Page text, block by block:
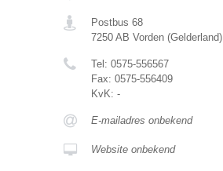
Postbus 68
7250 AB Vorden(Gelderland)
Tel: 0575-556567
Fax: 0575-556409
KvK: -
E-mailadres onbekend
Website onbekend